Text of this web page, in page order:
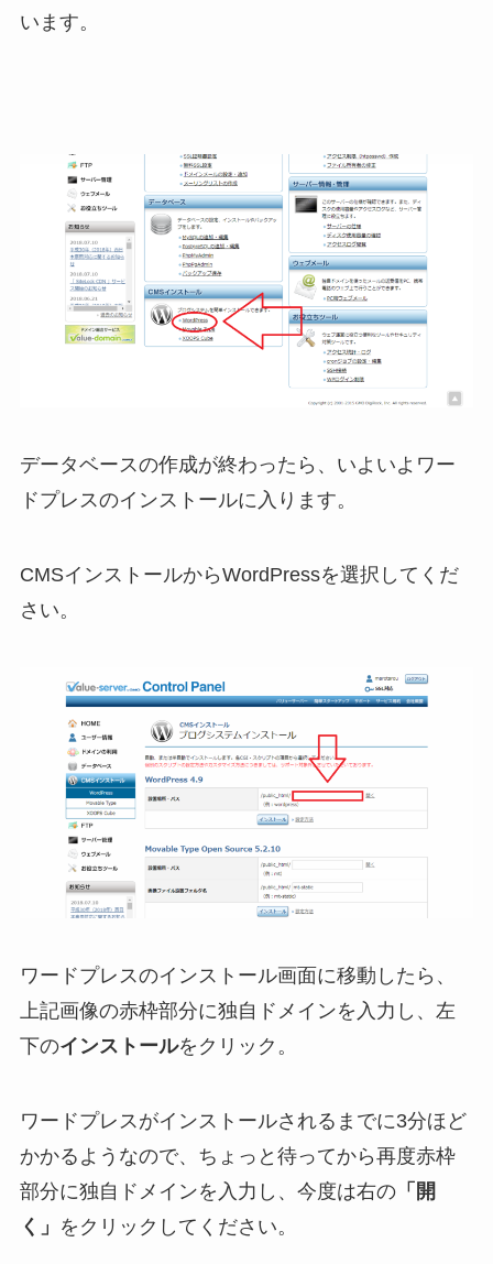
います。
データベースの作成が終わったら、いよいよワー
ドプレスのインストールに入ります。
CMSインストールからWordPressを選択してくだ
さい。
ワードプレスのインストール画面に移動したら、
上記画像の赤枠部分に独自ドメインを入力し、左
下のインストールをクリック。
ワードプレスがインストールされるまでに3分ほど
かかるようなので、ちょっと待ってから再度赤枠
部分に独自ドメインを入力し、今度は右の「開
く」 をクリックしてください。